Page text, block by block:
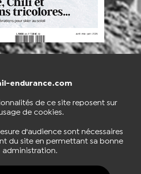
endurance.com
de ce site reposent sur
de cookies.
d'audience sont nécessaires
du site en permettant sa bonne
administration.
CONTACTER BOUTIQUE
NOUS SUIVRE